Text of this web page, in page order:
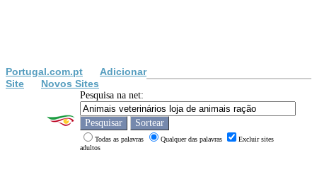
Portugal.com.pt
Adicionar
Site
Novos Sites
Pesquisa na net:
Todas as palavras Qualquer das palavras
Excluir sites
adultos